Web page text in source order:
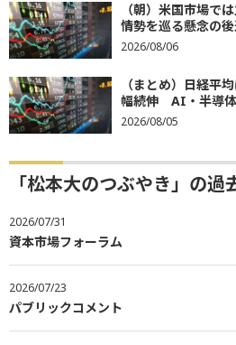
（朝）米国市場で
情勢を巡る懸念の
2026/08/06
（まとめ）日経平
幅続伸 AI・半導体
2026/08/05
「松本大のつぶやき」の過
2026/07/31
資本市場フォーラム
2026/07/23
パブリックコメント